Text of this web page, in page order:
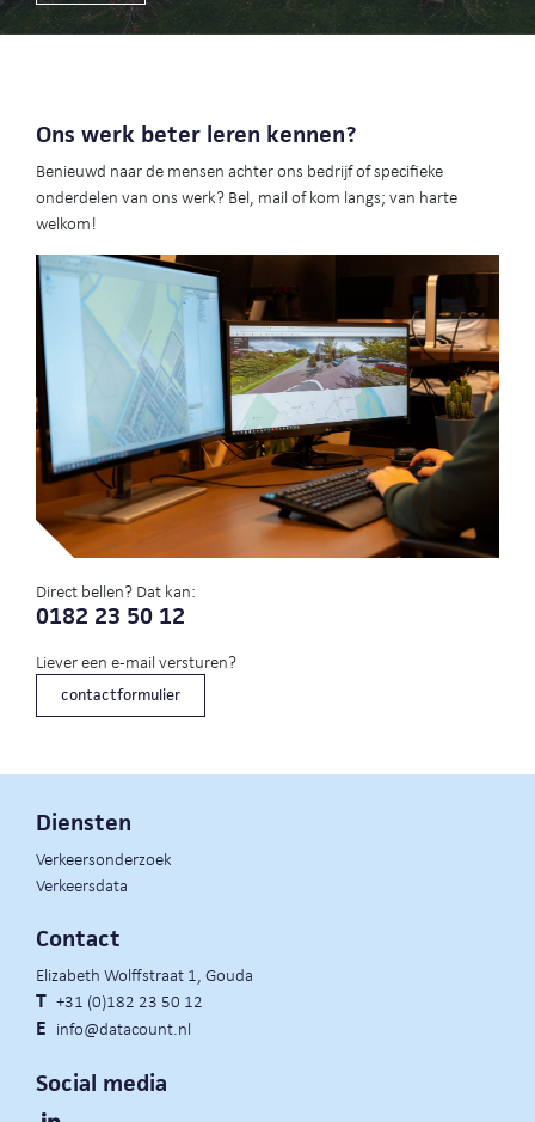
Ons werk beter leren kennen?
Benieuwd naar de mensen achter ons bedrijf of specifieke
onderdelen van ons werk? Bel, mail of kom langs; van harte
welkom!
Direct bellen? Dat kan:
0182 23 50 12
Liever een e-mail versturen?
contactformulier
Diensten
Verkeersonderzoek
Verkeersdata
Contact
Elizabeth Wolffstraat 1, Gouda
T +31 (0)182 23 50 12
E info@datacount.nl
Social media